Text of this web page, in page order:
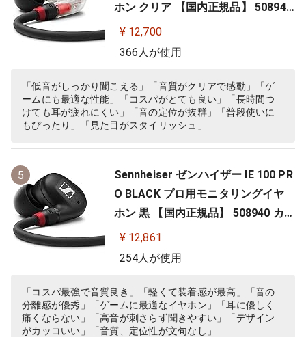
ホン クリア 【国内正規品】 508941
カナル型 有線イヤホン
¥ 12,700
366人が使用
「低音がしっかり聞こえる」「音質がクリアで感動」「ゲ
ームにも最適な性能」「コスパがとても良い」「長時間つ
けても耳が疲れにくい」「音の定位が抜群」「普段使いに
もぴったり」「見た目がスタイリッシュ」
5
Sennheiser ゼンハイザー IE 100 PR
O BLACK プロ用モニタリングイヤ
ホン 黒 【国内正規品】 508940 カナ
ル型 有線イヤホン
¥ 12,861
254人が使用
「コスパ最強で音質良き」「軽くて装着感が最高」「音の
分離感が優秀」「ゲームに最適なイヤホン」「耳に優しく
痛くならない」「高音が刺さらず聞きやすい」「デザイン
がカッコいい」「音質、定位性が文句なし」